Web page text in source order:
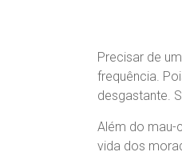
Precisar de
frequência.
desgastante.
Além do mau-
vida dos